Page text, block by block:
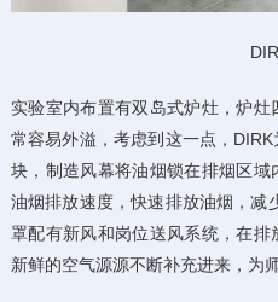
实验室内布置有双岛式炉灶，炉
常容易外溢，考虑到这一点，
块，制造风幕将油烟锁在排烟区
油烟排放速度，快速排放油烟，减
罩配有新风和岗位送风系统，在
新鲜的空气源源不断补充进来，为